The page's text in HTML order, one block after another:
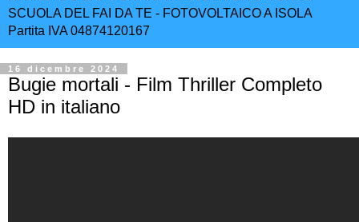
SCUOLA DEL FAI DA TE - FOTOVOLTAICO A ISOLA
Partita IVA 04874120167
16 dicembre 2024
Bugie mortali - Film Thriller Completo
HD in italiano